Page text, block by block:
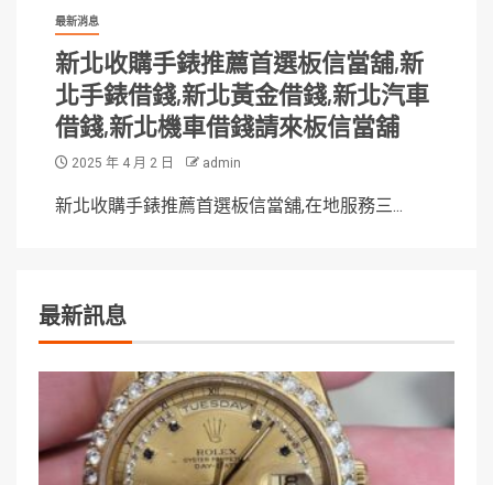
最新消息
新北收購手錶推薦首選板信當舖,新
北手錶借錢,新北黃金借錢,新北汽車
借錢,新北機車借錢請來板信當舖
2025 年 4 月 2 日 admin
新北收購手錶推薦首選板信當舖,在地服務三...
最新訊息